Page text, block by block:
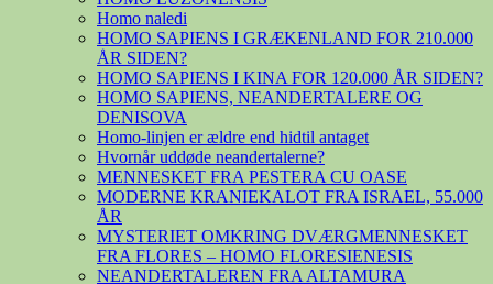
Homo naledi
HOMO SAPIENS I GRÆKENLAND FOR 210.000
ÅR SIDEN?
HOMO SAPIENS I KINA FOR 120.000 ÅR SIDEN?
HOMO SAPIENS, NEANDERTALERE OG
DENISOVA
Homo-linjen er ældre end hidtil antaget
Hvornår uddøde neandertalerne?
MENNESKET FRA PESTERA CU OASE
MODERNE KRANIEKALOT FRA ISRAEL, 55.000
ÅR
MYSTERIET OMKRING DVÆRGMENNESKET
FRA FLORES – HOMO FLORESIENESIS
NEANDERTALEREN FRA ALTAMURA